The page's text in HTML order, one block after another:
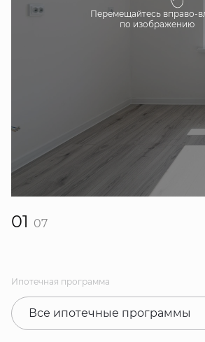
Перемещайтесь вправо-
по изображению
01 07
Ипотечная программа
Все ипотечные программы